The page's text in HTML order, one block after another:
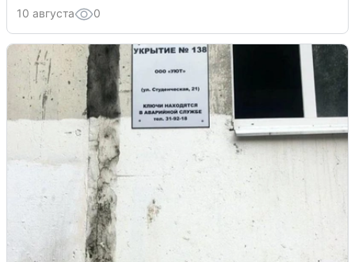
10 августа 0